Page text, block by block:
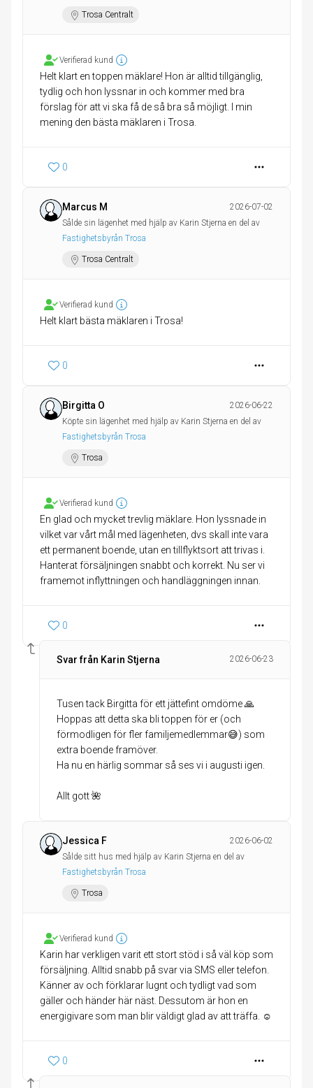
Trosa Centralt
Verifierad kund
Helt klart en toppen mäklare! Hon är alltid tillgänglig,
tydlig och hon lyssnar in och kommer med bra
förslag för att vi ska få de så bra så möjligt. I min
mening den bästa mäklaren i Trosa.
0
Marcus M
2026-07-02
Sålde sin lägenhet med hjälp av Karin Stjerna en del av
Fastighetsbyrån Trosa
Trosa Centralt
Verifierad kund
Helt klart bästa mäklaren i Trosa!
0
Birgitta O
2026-06-22
Köpte sin lägenhet med hjälp av Karin Stjerna en del av
Fastighetsbyrån Trosa
Trosa
Verifierad kund
En glad och mycket trevlig mäklare. Hon lyssnade in
vilket var vårt mål med lägenheten, dvs skall inte vara
ett permanent boende, utan en tillflyktsort att trivas i.
Hanterat försäljningen snabbt och korrekt. Nu ser vi
framemot inflyttningen och handläggningen innan.
0
Svar från Karin Stjerna 2026-06-23
Tusen tack Birgitta för ett jättefint omdöme 🙏
Hoppas att detta ska bli toppen för er (och
förmodligen för fler familjemedlemmar😅) som
extra boende framöver.
Ha nu en härlig sommar så ses vi i augusti igen.
Allt gott 🌺
Jessica F
2026-06-02
Sålde sitt hus med hjälp av Karin Stjerna en del av
Fastighetsbyrån Trosa
Trosa
Verifierad kund
Karin har verkligen varit ett stort stöd i så väl köp som
försäljning. Alltid snabb på svar via SMS eller telefon.
Känner av och förklarar lugnt och tydligt vad som
gäller och händer här näst. Dessutom är hon en
energigivare som man blir väldigt glad av att träffa. ☺️
0